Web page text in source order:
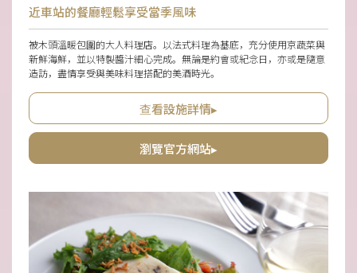
近車站的餐廳輕鬆享受當季風味
被木頭溫暖包圍的大人料理店。以法式料理為基底，充分使用京蔬菜與
新鮮海鮮，並以特製醬汁細心完成。無論是約會或紀念日，亦或是隨意
造訪，盡情享受與美味料理搭配的美酒時光。
查看設施詳情▸
瀏覽官方網站▸